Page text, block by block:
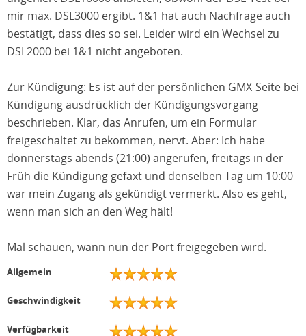
mir max. DSL3000 ergibt. 1&1 hat auch Nachfrage auch
bestätigt, dass dies so sei. Leider wird ein Wechsel zu
DSL2000 bei 1&1 nicht angeboten.
Zur Kündigung: Es ist auf der persönlichen GMX-Seite bei
Kündigung ausdrücklich der Kündigungsvorgang
beschrieben. Klar, das Anrufen, um ein Formular
freigeschaltet zu bekommen, nervt. Aber: Ich habe
donnerstags abends (21:00) angerufen, freitags in der
Früh die Kündigung gefaxt und denselben Tag um 10:00
war mein Zugang als gekündigt vermerkt. Also es geht,
wenn man sich an den Weg hält!
Mal schauen, wann nun der Port freigegeben wird.
Allgemein
Geschwindigkeit
Verfügbarkeit